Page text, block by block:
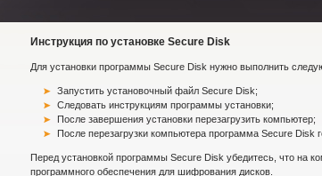
Инструкция по установке Secure Disk
Для установки программы Secure Disk нужно выполнить
Запустить установочный файл Secure Disk;
Следовать инструкциям программы установки;
После завершения установки перезагрузить компьютер;
После перезагрузки компьютера программа Secure Disk
Перед установкой программы Secure Disk убедитесь, что на
программного обеспечения для шифрования дисков.